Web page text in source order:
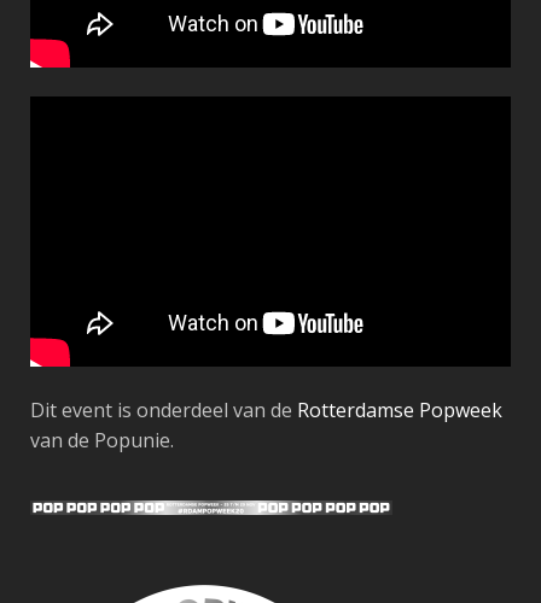
Dit event is onderdeel van de Rotterdamse Popweek
van de Popunie.